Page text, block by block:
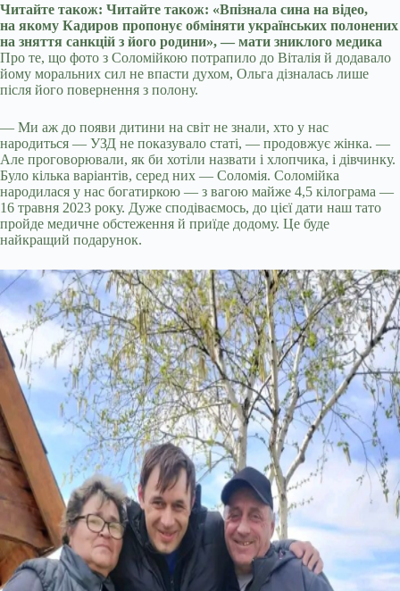
Читайте також: Читайте також: «Впізнала сина на відео,
на якому Кадиров пропонує обміняти українських полонених
на зняття санкцій з його родини», — мати зниклого медика
Про те, що фото з Соломійкою потрапило до Віталія й додавало
йому моральних сил не впасти духом, Ольга дізналась лише
після його повернення з полону.
— Ми аж до появи дитини на світ не знали, хто у нас
народиться — УЗД не показувало статі, — продовжує жінка. —
Але проговорювали, як би хотіли назвати і хлопчика, і дівчинку.
Було кілька варіантів, серед них — Соломія. Соломійка
народилася у нас богатиркою — з вагою майже 4,5 кілограма —
16 травня 2023 року. Дуже сподіваємось, до цієї дати наш тато
пройде медичне обстеження й приїде додому. Це буде
найкращий подарунок.